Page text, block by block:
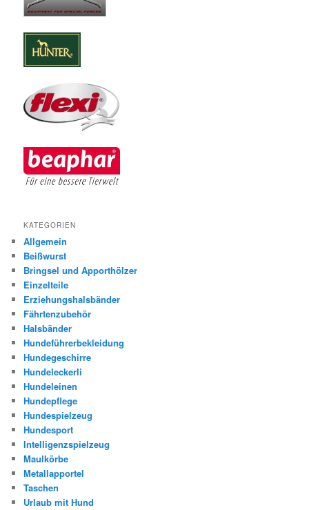
KATEGORIEN
Allgemein
Beißwurst
Bringsel und Apporthölzer
Einzelteile
Erziehungshalsbänder
Fährtenzubehör
Halsbänder
Hundeführerbekleidung
Hundegeschirre
Hundeleckerli
Hundeleinen
Hundepflege
Hundespielzeug
Hundesport
Intelligenzspielzeug
Maulkörbe
Metallapportel
Taschen
Urlaub mit Hund